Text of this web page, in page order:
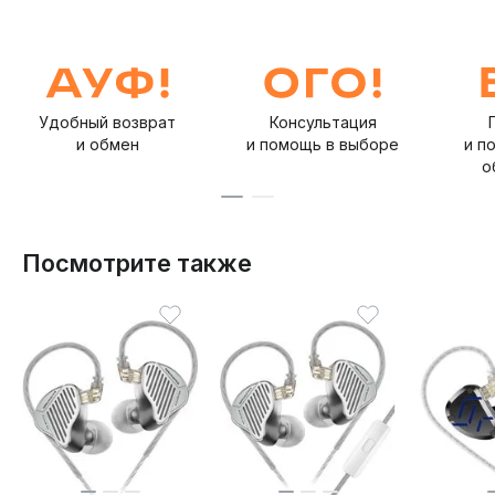
Удобный возврат
и обмен
Консультация
и помощь в выборе
и
Посмотрите также